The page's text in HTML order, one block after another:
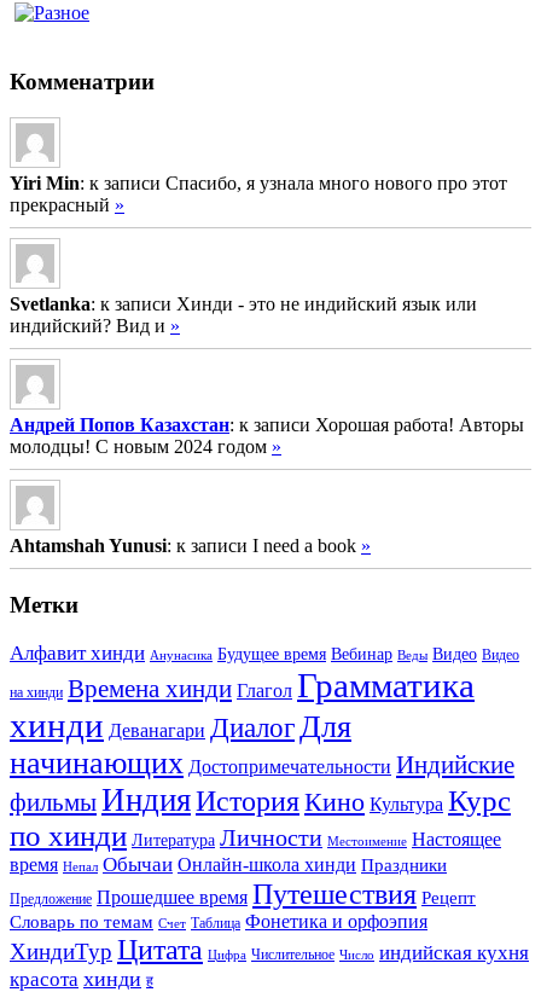
Комменатрии
Yiri Min: к записи Спасибо, я узнала много нового про этот
прекрасный »
Svetlanka: к записи Хинди - это не индийский язык или
индийский? Вид и »
Андрей Попов Казахстан: к записи Хорошая работа! Авторы
молодцы! С новым 2024 годом »
Ahtamshah Yunusi: к записи I need a book »
Метки
Алфавит хинди Анунасика Будущее время Вебинар Веды Видео Видео
на хинди Времена хинди Глагол Грамматика
хинди Деванагари Диалог Для
начинающих Достопримечательности Индийские
фильмыИндияИсторияКино Культура Курс
по хинди Литература Личности Местоимение Настоящее
время Непал Обычаи Онлайн-школа хинди Праздники
Предложение Прошедшее время Путешествия Рецепт
Словарь по темам Счет Таблица Фонетика и орфоэпия
ХиндиТур Цитата Цифра Числительное Число индийская кухня
красота хинди ह